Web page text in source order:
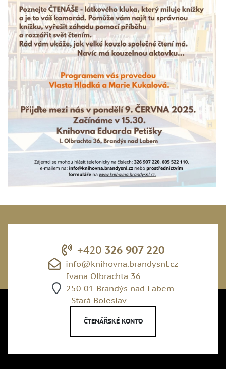
+420 326 907 220
info@knihovna.brandysnl.cz
Ivana Olbrachta 36
250 01 Brandýs nad Labem
- Stará Boleslav
ČTENÁŘSKÉ KONTO